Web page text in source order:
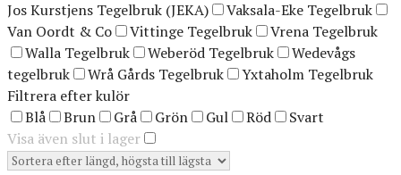
Jos Kurstjens Tegelbruk (JEKA)
Vaksala-Eke Tegelbruk
Van Oordt & Co
Vittinge Tegelbruk
Vrena Tegelbruk
Walla Tegelbruk
Weberöd Tegelbruk
Wedevågs
tegelbruk
Wrå Gårds Tegelbruk
Yxtaholm Tegelbruk
Filtrera efter kulör
Blå
Brun Grå Grön Gul Röd
Svart
Visa även slut i lager